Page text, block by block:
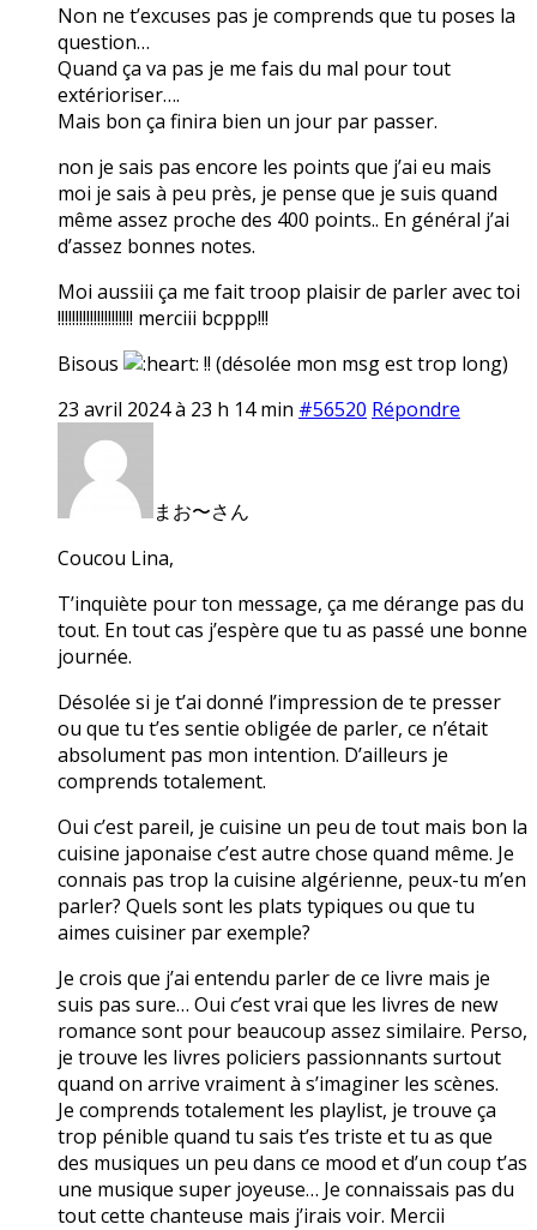
Non ne t’excuses pas je comprends que tu poses la
question…
Quand ça va pas je me fais du mal pour tout
extérioriser….
Mais bon ça finira bien un jour par passer.
non je sais pas encore les points que j’ai eu mais
moi je sais à peu près, je pense que je suis quand
même assez proche des 400 points.. En général j’ai
d’assez bonnes notes.
Moi aussiii ça me fait troop plaisir de parler avec toi
!!!!!!!!!!!!!!!!!!!!! merciii bcppp!!!
Bisous
!! (désolée mon msg est trop long)
23 avril 2024 à 23 h 14 min #56520 Répondre
まお〜さん
Coucou Lina,
T’inquiète pour ton message, ça me dérange pas du
tout. En tout cas j’espère que tu as passé une bonne
journée.
Désolée si je t’ai donné l’impression de te presser
ou que tu t’es sentie obligée de parler, ce n’était
absolument pas mon intention. D’ailleurs je
comprends totalement.
Oui c’est pareil, je cuisine un peu de tout mais bon la
cuisine japonaise c’est autre chose quand même. Je
connais pas trop la cuisine algérienne, peux-tu m’en
parler? Quels sont les plats typiques ou que tu
aimes cuisiner par exemple?
Je crois que j’ai entendu parler de ce livre mais je
suis pas sure… Oui c’est vrai que les livres de new
romance sont pour beaucoup assez similaire. Perso,
je trouve les livres policiers passionnants surtout
quand on arrive vraiment à s’imaginer les scènes.
Je comprends totalement les playlist, je trouve ça
trop pénible quand tu sais t’es triste et tu as que
des musiques un peu dans ce mood et d’un coup t’as
une musique super joyeuse… Je connaissais pas du
tout cette chanteuse mais j’irais voir. Mercii